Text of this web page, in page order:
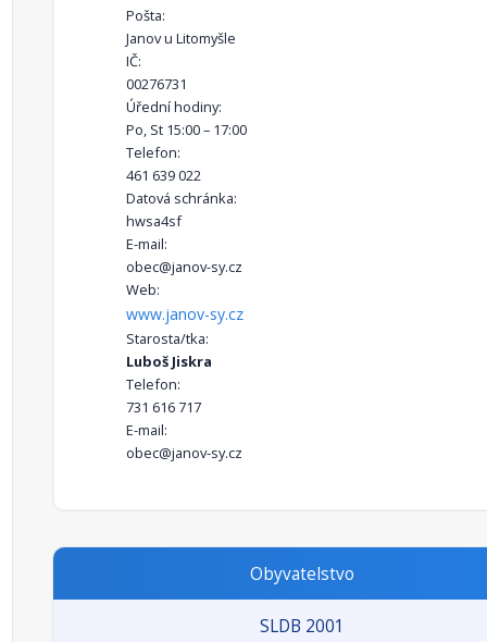
Pošta:
Janov u Litomyšle
IČ:
00276731
Úřední hodiny:
Po, St 15:00 – 17:00
Telefon:
461 639 022
Datová schránka:
hwsa4sf
E-mail:
obec@janov-sy.cz
Web:
www.janov-sy.cz
Starosta/tka:
Luboš Jiskra
Telefon:
731 616 717
E-mail:
obec@janov-sy.cz
Obyvatelstvo
SLDB 2001